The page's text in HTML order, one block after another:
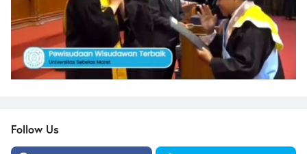
Follow Us